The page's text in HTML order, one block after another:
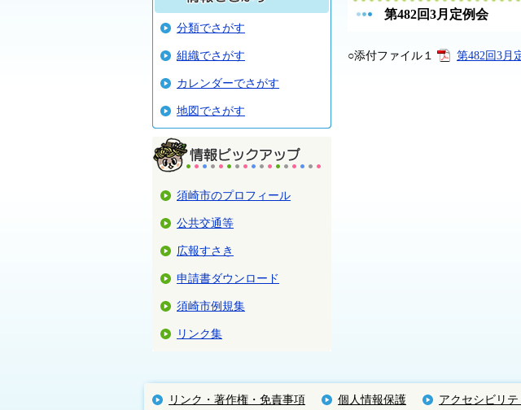
分類でさがす
組織でさがす
カレンダーでさがす
地図でさがす
須崎市のプロフィール
公共交通等
広報すさき
申請書ダウンロード
須崎市例規集
リンク集
第482回3月定例会
○添付ファイル１ 第482回3月
リンク・著作権・免責事項 個人情報保護 アクセシビリテ